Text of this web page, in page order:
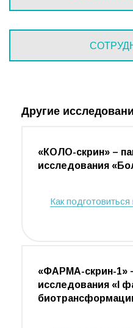
Другие
«КОЛО-скрин» –
исследования
Как
«ФАРМА-скрин-1»
исследования «I